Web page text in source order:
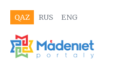
QAZ RUS ENG